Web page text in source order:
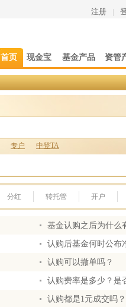
注册 |
首页 现金宝 基金产品 资管
专户 中登TA
分红 转托管 开户
基金认购之后为什么
认购后基金何时公布
认购可以撤单吗？
认购费率是多少？是
认购都是1元成交吗？